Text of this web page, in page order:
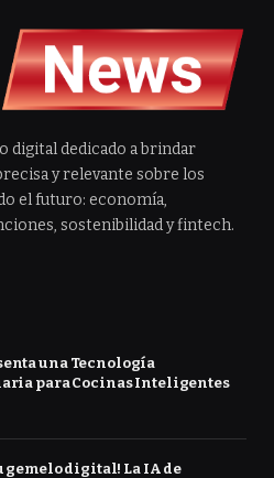
digital dedicado a brindar
y relevante sobre los
el futuro: economía,
sostenibilidad y fintech.
una Tecnología
para Cocinas Inteligentes
gemelo digital! La IA de